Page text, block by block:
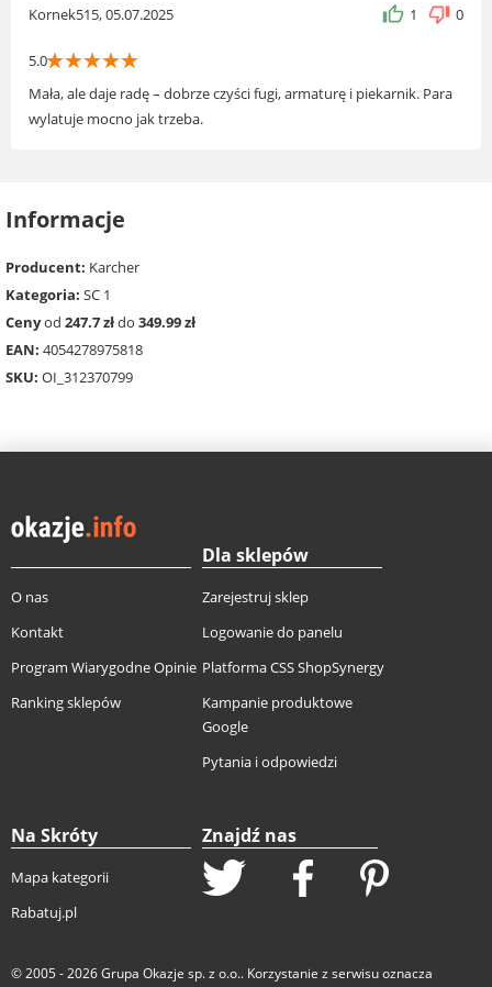
Kornek515, 05.07.2025 1 0
5.0 ☆
☆
☆
☆
☆
Mała, ale daje radę – dobrze czyści fugi, armaturę i piekarnik. Para
wylatuje mocno jak trzeba.
Informacje
Producent: Karcher
Kategoria: SC 1
Cenyod 247.7 złdo 349.99 zł
EAN: 4054278975818
SKU: OI_312370799
O nas
Kontakt
Program Wiarygodne Opinie
Ranking sklepów
Dla sklepów
Zarejestruj sklep
Logowanie do panelu
Platforma CSS ShopSynergy
Kampanie produktowe
Google
Pytania i odpowiedzi
Na Skróty
Mapa kategorii
Rabatuj.pl
Znajdź nas
© 2005 - 2026Grupa Okazje sp. z o.o.. Korzystanie z serwisu oznacza